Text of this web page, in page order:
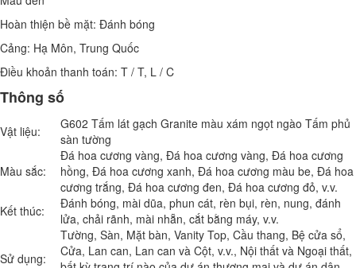
Hoàn thiện bề mặt: Đánh bóng
Cảng: Hạ Môn, Trung Quốc
Điều khoản thanh toán: T / T, L / C
Thông số
Vật liệu:
G602 Tấm lát gạch Granite màu xám ngọt ngào Tấm phủ
sàn tường
Màu sắc:
Đá hoa cương vàng, Đá hoa cương vàng, Đá hoa cương
hồng, Đá hoa cương xanh, Đá hoa cương màu be, Đá hoa
cương trắng, Đá hoa cương đen, Đá hoa cương đỏ, v.v.
Kết thúc:
Đánh bóng, mài dũa, phun cát, rèn bụi, rèn, nung, đánh
lửa, chải rãnh, mài nhẵn, cắt bằng máy, v.v.
Sử dụng:
Tường, Sàn, Mặt bàn, Vanity Top, Cầu thang, Bệ cửa sổ,
Cửa, Lan can, Lan can và Cột, v.v., Nội thất và Ngoại thất,